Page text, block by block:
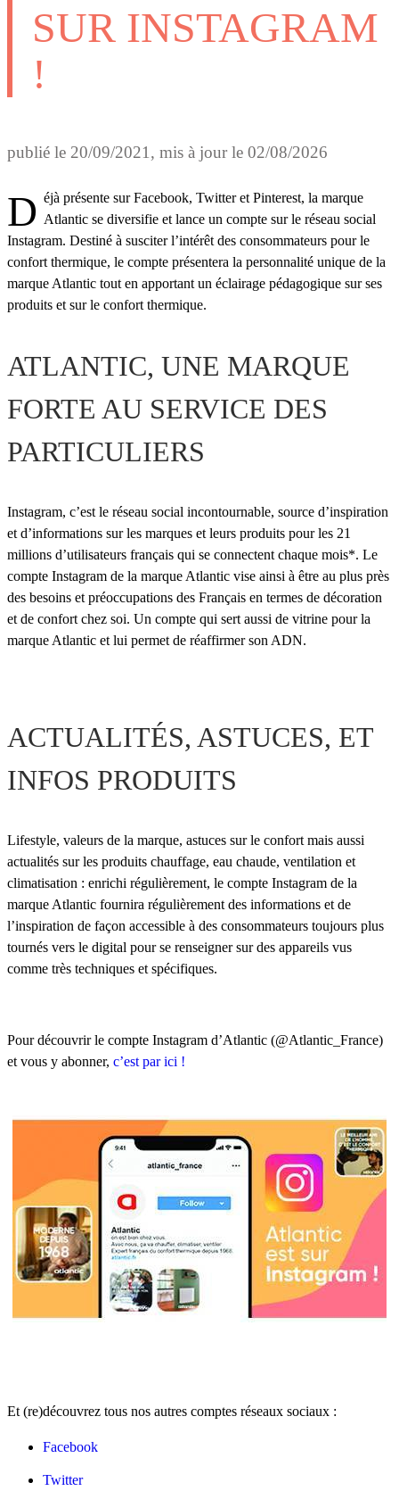
SUR INSTAGRAM
!
publié le 20/09/2021 , mis à jour le 02/08/2026
Déjà présente sur Facebook, Twitter et Pinterest, la marque Atlantic se diversifie et lance un compte sur le réseau social
Instagram. Destiné à susciter l’intérêt des consommateurs pour le
confort thermique, le compte présentera la personnalité unique de la
marque Atlantic tout en apportant un éclairage pédagogique sur ses
produits et sur le confort thermique.
ATLANTIC, UNE MARQUE
FORTE AU SERVICE DES
PARTICULIERS
Instagram, c’est le réseau social incontournable, source d’inspiration
et d’informations sur les marques et leurs produits pour les 21
millions d’utilisateurs français qui se connectent chaque mois*. Le
compte Instagram de la marque Atlantic vise ainsi à être au plus près
des besoins et préoccupations des Français en termes de décoration
et de confort chez soi. Un compte qui sert aussi de vitrine pour la
marque Atlantic et lui permet de réaffirmer son ADN.
ACTUALITÉS, ASTUCES, ET
INFOS PRODUITS
Lifestyle, valeurs de la marque, astuces sur le confort mais aussi
actualités sur les produits chauffage, eau chaude, ventilation et
climatisation : enrichi régulièrement, le compte Instagram de la
marque Atlantic fournira régulièrement des informations et de
l’inspiration de façon accessible à des consommateurs toujours plus
tournés vers le digital pour se renseigner sur des appareils vus
comme très techniques et spécifiques.
Pour découvrir le compte Instagram d’Atlantic (@Atlantic_France)
et vous y abonner, c’est par ici !
Et (re)découvrez tous nos autres comptes réseaux sociaux :
Facebook
Twitter